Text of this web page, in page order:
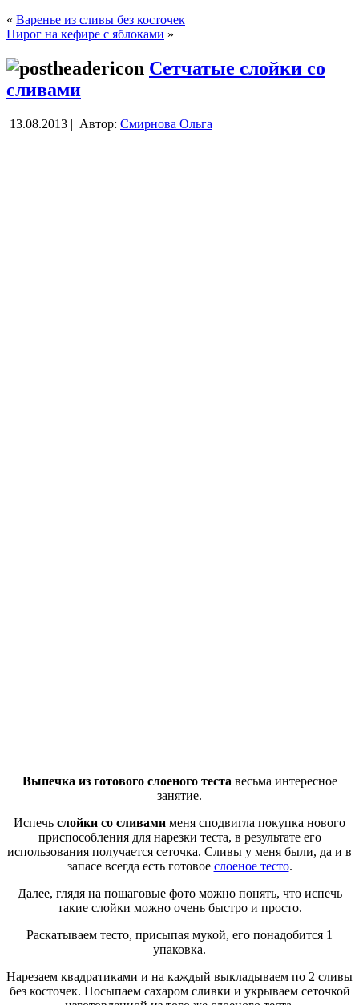
« Варенье из сливы без косточек
Пирог на кефире с яблоками »
Сетчатые слойки со
сливами
13.08.2013 | Автор: Смирнова Ольга
Выпечка из готового слоеного теста весьма интересное
занятие.
Испечь слойки со сливами меня сподвигла покупка нового
приспособления для нарезки теста, в результате его
использования получается сеточка. Сливы у меня были, да и в
запасе всегда есть готовое слоеное тесто.
Далее, глядя на пошаговые фото можно понять, что испечь
такие слойки можно очень быстро и просто.
Раскатываем тесто, присыпая мукой, его понадобится 1
упаковка.
Нарезаем квадратиками и на каждый выкладываем по 2 сливы
без косточек. Посыпаем сахаром сливки и укрываем сеточкой